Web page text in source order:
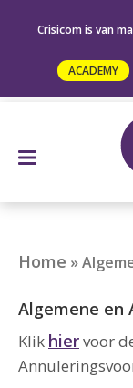
Crisicom is van
ACADEMY
Home »
Algemene en
Klik hiervoor